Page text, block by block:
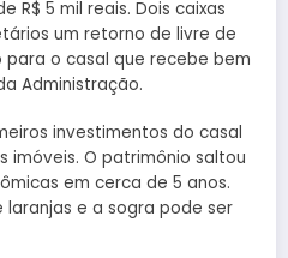
R$ 5 mil reais. Dois caixas
um retorno de livre de
para o casal que recebe bem
Administração.
investimentos do casal
imóveis. O patrimônio saltou
em cerca de 5 anos.
e a sogra pode ser